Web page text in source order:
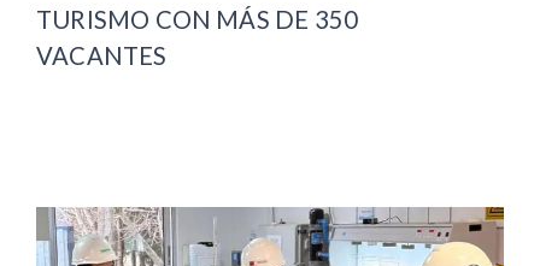
TURISMO CON MÁS DE 350
VACANTES